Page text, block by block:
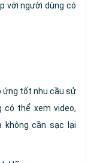
với người dùng có
ứng tốt nhu cầu sử
có thể xem video,
không cần sạc lại